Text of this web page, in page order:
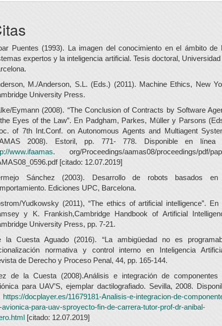
Puentes (1993). La imagen del conocimiento en el ámbito de
expertos y la inteligencia artificial. Tesis doctoral, Universidad
M./Anderson, S.L. (Eds.) (2011). Machine Ethics, New
University Press.
Eymann (2008). “The Conclusion of Contracts by Software
Eyes of the Law”. En Padgham, Parkes, Müller y Parsons
of 7th Int.Conf. on Autonomous Agents and Multiagent
2008). Estoril, pp. 771- 778. Disponible en línea
www.ifaamas. org/Proceedings/aamas08/proceedings/pdf/
[citado: 12.07.2019]
Sánchez (2003). Desarrollo de robots basados
Ediciones UPC, Barcelona.
Yudkowsky (2011), “The ethics of artificial intelligence”. En
y K. Frankish,Cambridge Handbook of Artificial
University Press, pp. 7-21.
la Cuesta Aguado (2016). “La ambigüedad no es
normativa y control interno en Inteligencia
de Derecho y Proceso Penal, 44, pp. 165-144.
de la Cuesta (2008).Análisis e integración de componentes
para UAV’S, ejemplar dactilografiado. Sevilla, 2008.
https://docplayer.es/11679181-Analisis-e-integracion-de-
avionica-para-uav-sproyecto-fin-de-carrera-tutor-prof-dr-anibal-
[citado: 12.07.2019]